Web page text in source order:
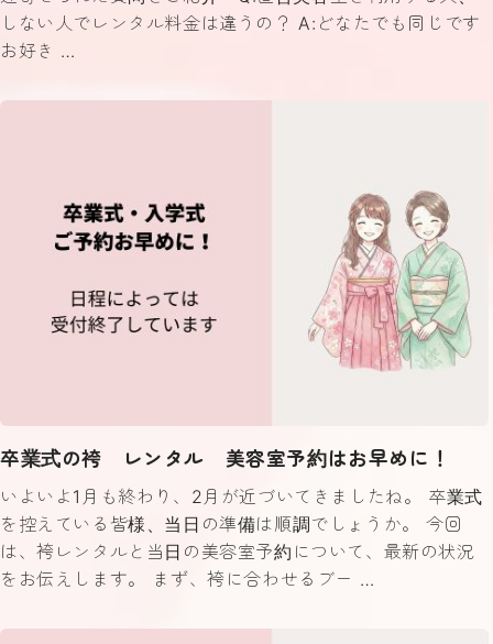
しない人でレンタル料金は違うの？ A:どなたでも同じです
お好き …
卒業式の袴 レンタル 美容室予約はお早めに！
いよいよ1月も終わり、2月が近づいてきましたね。 卒業式
を控えている皆様、当日の準備は順調でしょうか。 今回
は、袴レンタルと当日の美容室予約について、最新の状況
をお伝えします。 まず、袴に合わせるブー …